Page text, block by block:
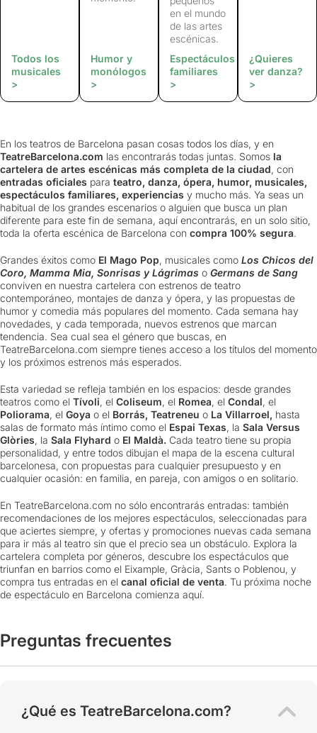
Todos los
musicales
>
Humor y
monólogos
>
en el mundo
de las artes
escénicas.
Espectáculos
familiares
>
¿Quieres
ver danza?
>
En los teatros de Barcelona pasan cosas todos los días, y en
TeatreBarcelona.com las encontrarás todas juntas. Somos la
cartelera de artes escénicas más completa de la ciudad, con
entradas oficiales para teatro, danza, ópera, humor, musicales,
espectáculos familiares, experiencias y mucho más. Ya seas un
habitual de los grandes escenarios o alguien que busca un plan
diferente para este fin de semana, aquí encontrarás, en un solo sitio,
toda la oferta escénica de Barcelona con compra 100% segura.
Grandes éxitos como El Mago Pop, musicales como Los Chicos del
Coro, Mamma Mia, Sonrisas y Lágrimas o Germans de Sang
conviven en nuestra cartelera con estrenos de teatro
contemporáneo, montajes de danza y ópera, y las propuestas de
humor y comedia más populares del momento. Cada semana hay
novedades, y cada temporada, nuevos estrenos que marcan
tendencia. Sea cual sea el género que buscas, en
TeatreBarcelona.com siempre tienes acceso a los títulos del momento
y los próximos estrenos más esperados.
Esta variedad se refleja también en los espacios: desde grandes
teatros como el Tívoli, el Coliseum, el Romea, el Condal, el
Poliorama, el Goya o el Borrás, Teatreneu o La Villarroel, hasta
salas de formato más íntimo como el Espai Texas, la Sala Versus
Glòries, la Sala Flyhard o El Maldà. Cada teatro tiene su propia
personalidad, y entre todos dibujan el mapa de la escena cultural
barcelonesa, con propuestas para cualquier presupuesto y en
cualquier ocasión: en familia, en pareja, con amigos o en solitario.
En TeatreBarcelona.com no sólo encontrarás entradas: también
recomendaciones de los mejores espectáculos, seleccionadas para
que aciertes siempre, y ofertas y promociones nuevas cada semana
para ir más al teatro sin que el precio sea un obstáculo. Explora la
cartelera completa por géneros, descubre los espectáculos que
triunfan en barrios como el Eixample, Gràcia, Sants o Poblenou, y
compra tus entradas en el canal oficial de venta. Tu próxima noche
de espectáculo en Barcelona comienza aquí.
Preguntas frecuentes
¿Qué es TeatreBarcelona.com?